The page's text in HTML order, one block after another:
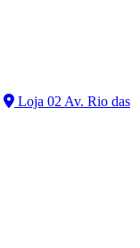
Loja 02 Av. Rio das